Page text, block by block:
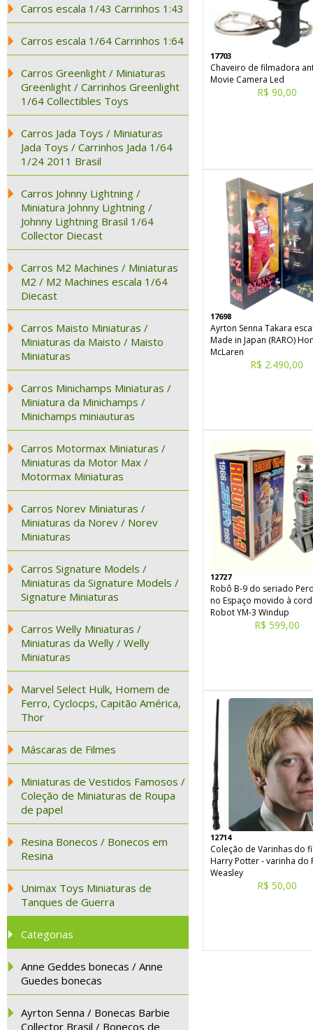
Carros escala 1/43 Carrinhos 1:43
Carros escala 1/64 Carrinhos 1:64
Carros Greenlight / Miniaturas
Greenlight / Carrinhos Greenlight
1/64 Collectibles Toys
Carros Jada Toys / Miniaturas
Jada Toys / Carrinhos Jada 1/64
1/24 2011 Brasil
Carros Johnny Lightning /
Miniatura Johnny Lightning /
Johnny Lightning Brasil 1/64
Collector Diecast
Carros M2 Machines / Miniaturas
M2 / M2 Machines escala 1/64
Diecast
Carros Maisto Miniaturas /
Miniaturas da Maisto / Maisto
Miniaturas
Carros Minichamps Miniaturas /
Miniatura da Minichamps /
Minichamps miniauturas
Carros Motormax Miniaturas /
Miniaturas da Motor Max /
Motormax Miniaturas
Carros Norev Miniaturas /
Miniaturas da Norev / Norev
Miniaturas
Carros Signature Models /
Miniaturas da Signature Models /
Signature Miniaturas
Carros Welly Miniaturas /
Miniaturas da Welly / Welly
Miniaturas
Marvel Select Hulk, Homem de
Ferro, Cyclocps, Capitão América,
Thor
Máscaras de Filmes
Miniaturas de Vestidos Famosos /
Coleção de Miniaturas de Roupa
de papel
Resina Bonecos / Bonecos em
Resina
Unimax Toys Miniaturas de
Tanques de Guerra
Categorias
Anne Geddes bonecas / Anne
Guedes bonecas
Ayrton Senna / Bonecas Barbie
Collector Brasil / Bonecos de
17703
Chaveiro de filmadora
Movie Camera Led
R$ 90,00
17698
Ayrton Senna Takara
Made in Japan (RARO)
McLaren
R$ 2.490,00
12727
Robô B-9 do seriado
no Espaço movido à
Robot YM-3 Windup
R$ 599,00
12714
Coleção de Varinhas do
Harry Potter - varinha do
Weasley
R$ 50,00